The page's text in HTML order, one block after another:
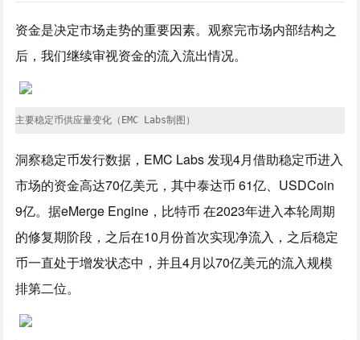
资金是决定市场走势的重要因素。观察完市场内部结构之
后，我们继续审视资金的流入流出情况。
主要稳定币供应量变化（EMC Labs制图）
洞察稳定币发行数据，EMC Labs 发现4月借助稳定币进入
市场的资金高达70亿美元，其中泰达币 61亿、USDCoin
9亿。据eMerge Engine，比特币 在2023年进入本轮周期
的修复期阶段，之后在10月份首次实现净流入，之后稳定
币一直处于增发状态中，并且4月以70亿美元的流入规模
排第二位。